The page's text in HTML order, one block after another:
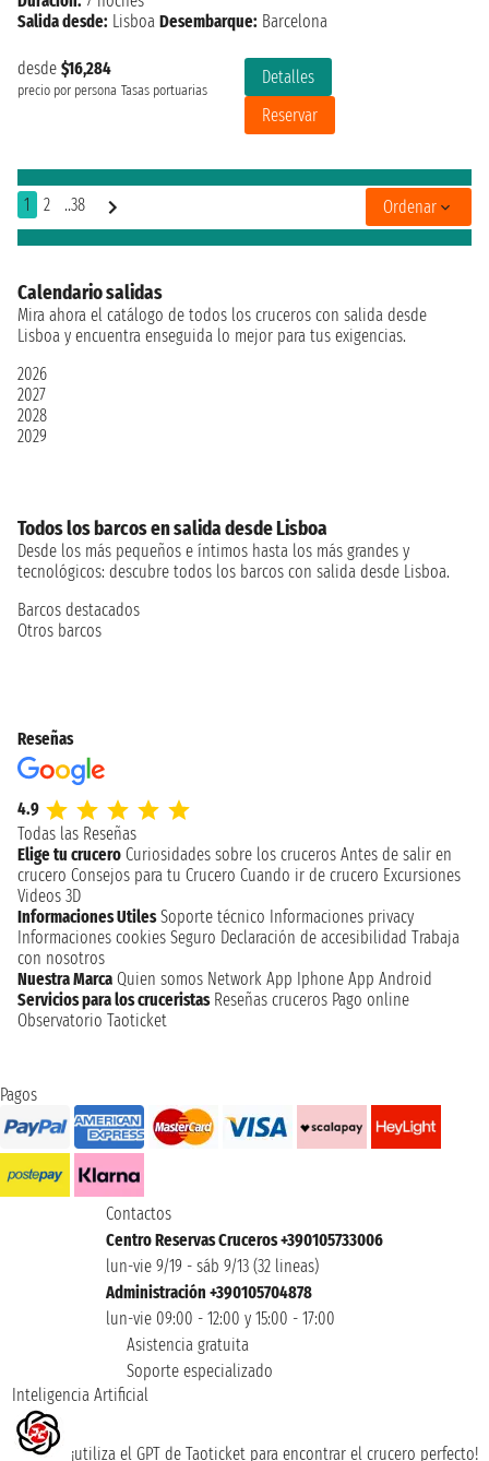
desde $16,284
precio por persona Tasas portuarias
Detalles
Reservar
Salida desde: Lisboa Desembarque: Barcelona
1 2 ..38 Ordenar
Calendario salidas
Mira ahora el catálogo de todos los cruceros con salida desde
Lisboa y encuentra enseguida lo mejor para tus exigencias.
2026
2027
2028
2029
Todos los barcos en salida desde Lisboa
Desde los más pequeños e íntimos hasta los más grandes y
tecnológicos: descubre todos los barcos con salida desde Lisboa.
Barcos destacados
Otros barcos
Reseñas
4.9
Todas las Reseñas
Elige tu crucero Curiosidades sobre los cruceros Antes de salir en
crucero Consejos para tu Crucero Cuando ir de crucero Excursiones
Videos 3D
Informaciones Utiles Soporte técnico Informaciones privacy
Informaciones cookies Seguro Declaración de accesibilidad Trabaja
con nosotros
Nuestra Marca Quien somos Network App Iphone App Android
Servicios para los cruceristas Reseñas cruceros Pago online
Observatorio Taoticket
Pagos
Contactos
Centro Reservas Cruceros +390105733006
lun-vie 9/19 - sáb 9/13 (32 lineas)
Administración +390105704878
lun-vie 09:00 - 12:00 y 15:00 - 17:00
Asistencia gratuita
Soporte especializado
Inteligencia Artificial
¡utiliza el GPT de Taoticket para encontrar el crucero perfecto!